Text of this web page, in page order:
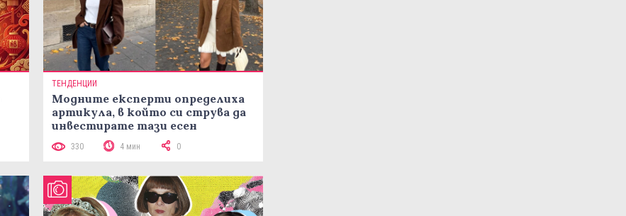
ТЕНДЕНЦИИ
Модните експерти определиха
артикула, в който си струва да
инвестирате тази есен
330 4 мин 0